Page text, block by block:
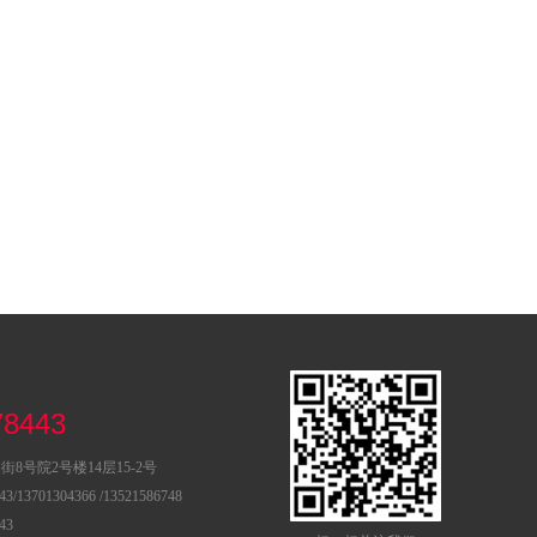
8号院2号楼14层15-2号
13701304366 /13521586748